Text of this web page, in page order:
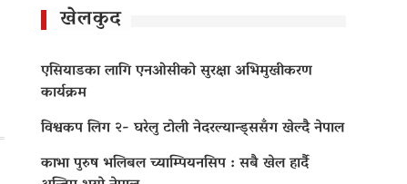
खेलकुद
एसियाडका लागि एनओसीको सुरक्षा अभिमुखीकरण
कार्यक्रम
विश्वकप लिग २- घरेलु टोली नेदरल्यान्ड्ससँग खेल्दै नेपाल
काभा पुरुष भलिबल च्याम्पियनसिप : सबै खेल हार्दै